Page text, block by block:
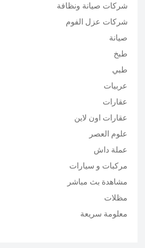
شركات صيانة ونظافة
شركات عزل الفوم
صيانة
طبخ
طبي
عربيات
عقارات
عقارات اون لاين
علوم العصر
عملة داش
مركبات و سيارات
مشاهدة بث مباشر
مظلات
معلومة سريعة